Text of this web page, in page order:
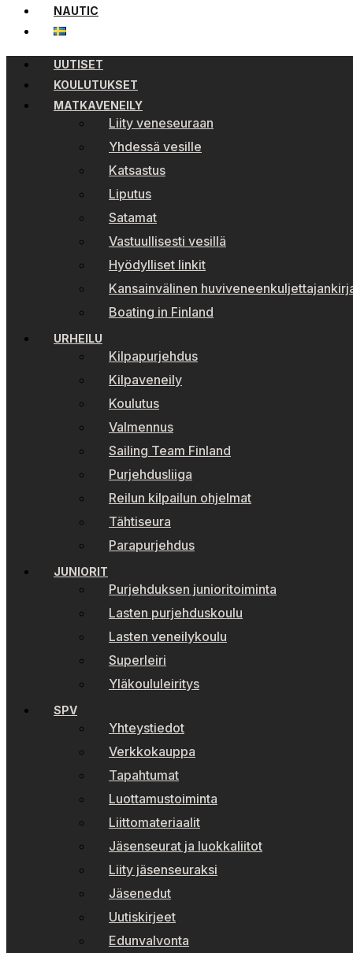
NAUTIC
UUTISET
KOULUTUKSET
MATKAVENEILY
Liity veneseuraan
Yhdessä vesille
Katsastus
Liputus
Satamat
Vastuullisesti vesillä
Hyödylliset linkit
Kansainvälinen
Boating in Finland
URHEILU
Kilpapurjehdus
Kilpaveneily
Koulutus
Valmennus
Sailing Team Finland
Purjehdusliiga
Reilun kilpailun ohjelmat
Tähtiseura
Parapurjehdus
JUNIORIT
Purjehduksen junioritoiminta
Lasten purjehduskoulu
Lasten veneilykoulu
Superleiri
Yläkoululeiritys
SPV
Yhteystiedot
Verkkokauppa
Tapahtumat
Luottamustoiminta
Liittomateriaalit
Jäsenseurat ja luokkaliitot
Liity jäsenseuraksi
Jäsenedut
Uutiskirjeet
Edunvalvonta